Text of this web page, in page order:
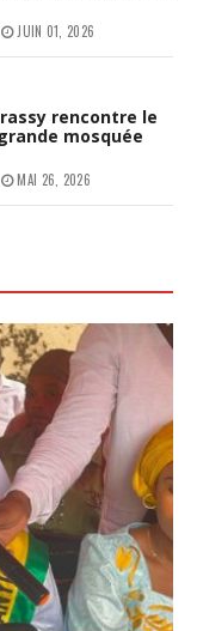
JUIN 01, 2026
rencontre le
mosquée
MAI 26, 2026